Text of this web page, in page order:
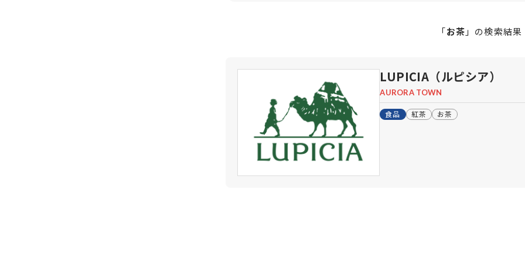
「お茶 」の検索結果
LUPICIA（ルピシア）
AURORA TOWN
食品 紅茶 お茶